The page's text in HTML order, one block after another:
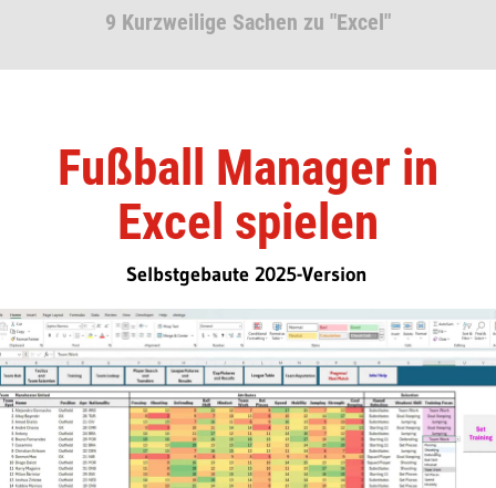
9 Kurzweilige Sachen zu "Excel"
Fußball Manager in
Excel spielen
Selbstgebaute 2025-Version